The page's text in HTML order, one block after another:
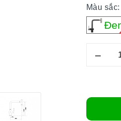
Màu sắc:
–